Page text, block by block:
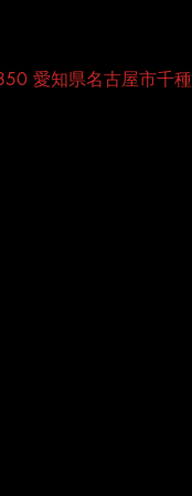
愛知県名古屋市千